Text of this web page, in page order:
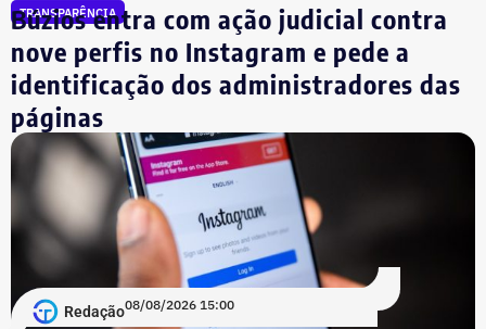
TRANSPARÊNCIA
Búzios entra com ação judicial contra
nove perfis no Instagram e pede a
identificação dos administradores das
páginas
Redação08/08/2026 15:00